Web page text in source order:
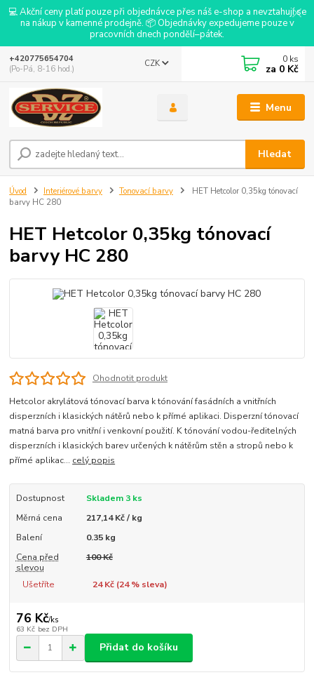
💻 Akční ceny platí pouze při objednávce přes náš e-shop a nevztahují se
na nákup v kamenné prodejně. 📦 Objednávky expedujeme pouze v
pracovních dnech pondělí–pátek.
Menu
CZK
Hledat
+420775654704
(Po-Pá, 8-16 hod.)
0 ks
za 0 Kč
Úvod Interiérové barvy Tonovací barvy
HET Hetcolor 0,35kg tónovací
barvy HC 280
HET Hetcolor 0,35kg tónovací
barvy HC 280
Ohodnotit produkt
Hetcolor akrylátová tónovací barva k tónování fasádních a vnitřních
disperzních i klasických nátěrů nebo k přímé aplikaci. Disperzní tónovací
matná barva pro vnitřní i venkovní použití. K tónování vodou-ředitelných
disperzních i klasických barev určených k nátěrům stěn a stropů nebo k
přímé aplikac... celý popis
Dostupnost
Skladem 3 ks
Měrná cena
217,14 Kč / kg
Balení
0.35 kg
Cena před
slevou
100 Kč
Ušetříte 24 Kč (24% sleva)
76 Kč/ks
63 Kč bez DPH
Přidat do košíku